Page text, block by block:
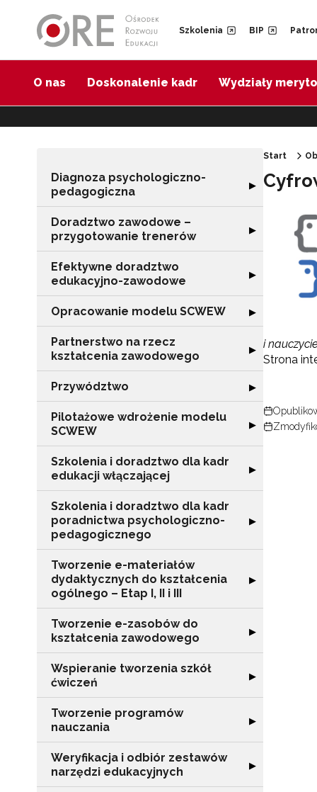
Szkolenia BIP
O nas Doskonalenie kadr Wydziały
Diagnoza psychologiczno-
pedagogiczna
Rozwiń sekcję
▶
Doradztwo zawodowe –
przygotowanie trenerów
Rozwiń sekcję
▶
Efektywne doradztwo
edukacyjno-zawodowe
Rozwiń sekcję
▶
Opracowanie modelu SCWEW Rozwiń sekcję
▶
Partnerstwo na rzecz
kształcenia zawodowego
Rozwiń sekcję
▶
Przywództwo Rozwiń sekcję
▶
Pilotażowe wdrożenie modelu
SCWEW
Rozwiń sekcję
▶
Szkolenia i doradztwo dla kadr
edukacji włączającej
Rozwiń sekcję
▶
Szkolenia i doradztwo dla kadr
poradnictwa psychologiczno-
pedagogicznego
Rozwiń sekcję
▶
Tworzenie e-materiałów
dydaktycznych do kształcenia
ogólnego – Etap I, II i III
Rozwiń sekcję
▶
Tworzenie e-zasobów do
kształcenia zawodowego
Rozwiń sekcję
▶
Wspieranie tworzenia szkół
ćwiczeń
Rozwiń sekcję
▶
Tworzenie programów
nauczania
Rozwiń sekcję
▶
Weryfikacja i odbiór zestawów
narzędzi edukacyjnych
Rozwiń sekcję
▶
Start
i
Strona